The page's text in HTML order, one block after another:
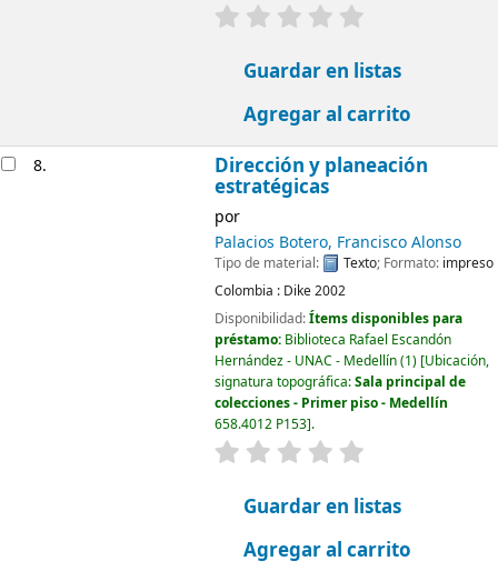
valoración
Guardar en listas
Agregar al carrito
8. Dirección y planeación
estratégicas
por
Palacios Botero, Francisco Alonso
Tipo de material: Texto; Formato: impreso
Colombia : Dike2002
Disponibilidad:Ítems disponibles para
préstamo: Biblioteca Rafael Escandón
Hernández - UNAC - Medellín(1) Ubicación,
signatura topográfica:Sala principal de
colecciones - Primer piso - Medellín
658.4012 P153 .
valoración
Guardar en listas
Agregar al carrito